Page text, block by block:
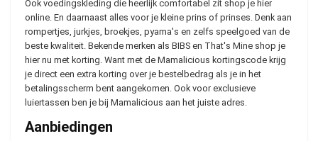
Ook voedingskleding die heerlijk comfortabel zit shop je hier
online. En daarnaast alles voor je kleine prins of prinses. Denk aan
rompertjes, jurkjes, broekjes, pyama's en zelfs speelgoed van de
beste kwaliteit. Bekende merken als BIBS en That's Mine shop je
hier nu met korting. Want met de Mamalicious kortingscode krijg
je direct een extra korting over je bestelbedrag als je in het
betalingsscherm bent aangekomen. Ook voor exclusieve
luiertassen ben je bij Mamalicious aan het juiste adres.
Aanbiedingen